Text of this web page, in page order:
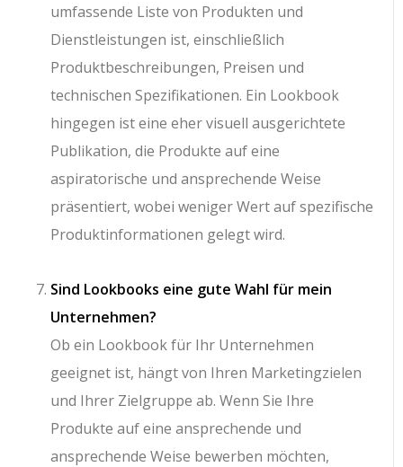
umfassende Liste von Produkten und
Dienstleistungen ist, einschließlich
Produktbeschreibungen, Preisen und
technischen Spezifikationen. Ein Lookbook
hingegen ist eine eher visuell ausgerichtete
Publikation, die Produkte auf eine
aspiratorische und ansprechende Weise
präsentiert, wobei weniger Wert auf spezifische
Produktinformationen gelegt wird.
Sind Lookbooks eine gute Wahl für mein
Unternehmen?
Ob ein Lookbook für Ihr Unternehmen
geeignet ist, hängt von Ihren Marketingzielen
und Ihrer Zielgruppe ab. Wenn Sie Ihre
Produkte auf eine ansprechende und
ansprechende Weise bewerben möchten,